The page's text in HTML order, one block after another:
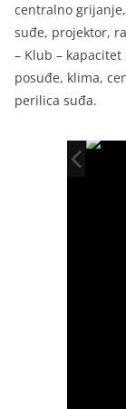
centralno
suđe, projektor,
– Klub –
posuđe, klima,
perilica suđa.